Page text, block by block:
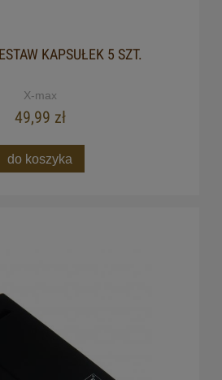
KAPSUŁEK 5 SZT.
X-max
49,99 zł
do koszyka